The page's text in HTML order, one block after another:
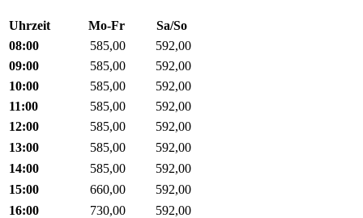
Uhrzeit Mo-Fr
Sa/So
08:00
585,00
592,00
09:00
585,00
592,00
10:00
585,00
592,00
11:00
585,00
592,00
12:00
585,00
592,00
13:00
585,00
592,00
14:00
585,00
592,00
15:00
660,00
592,00
16:00
730,00
592,00